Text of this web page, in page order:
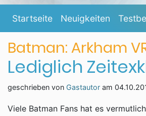
Startseite Neuigkeiten
Batman: Arkham
Lediglich
geschrieben von Gastautor am
Viele Batman Fans hat es